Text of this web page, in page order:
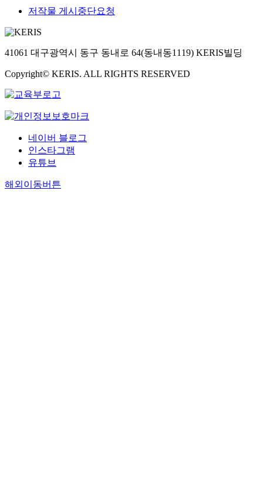
저작물 게시중단요청
41061 대구광역시 동구 동내로 64(동내동1119) KERIS빌딩
Copyright© KERIS. ALL RIGHTS RESERVED
네이버 블로그
인스타그램
유튜브
해외이동버튼